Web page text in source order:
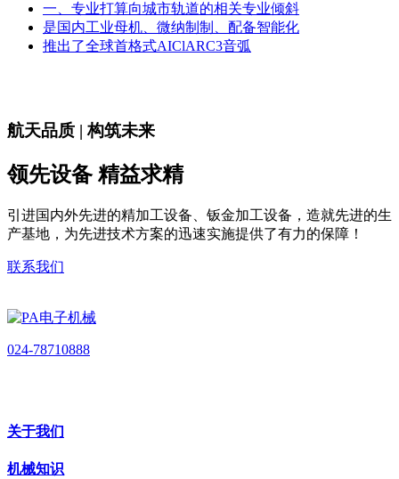
一、专业打算向城市轨道的相关专业倾斜
是国内工业母机、微纳制制、配备智能化
推出了全球首格式AIClARC3音弧
航天品质 | 构筑未来
领先设备 精益求精
引进国内外先进的精加工设备、钣金加工设备，造就先进的生
产基地，为先进技术方案的迅速实施提供了有力的保障！
联系我们
024-78710888
关于我们
机械知识